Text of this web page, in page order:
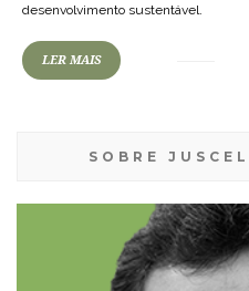
desenvolvimento sustentável.
LER MAIS
SOBRE